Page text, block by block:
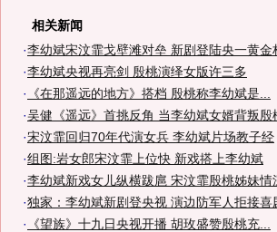
相关新闻
·李幼斌宋汶霏戈壁滩对垒 新剧登陆央一黄金
·李幼斌央视再亮剑 殷桃演绎女版许三多
· 《在那遥远的地方》搭档 殷桃称李幼斌是...
·吴健《遥远》首挑反角 当李幼斌女婿背叛殷
·宋汶霏回归70年代演女兵 李幼斌片场教子经
·组图:岩女郎宋汶霏上位快 新戏搭上李幼斌
·李幼斌新戏女儿纵横跋扈 宋汶霏殷桃姊妹情
·独家：李幼斌新剧登央视 演边防军人拒接喜
· 《望族》十九日央视开播 胡玫盛赞殷桃充...